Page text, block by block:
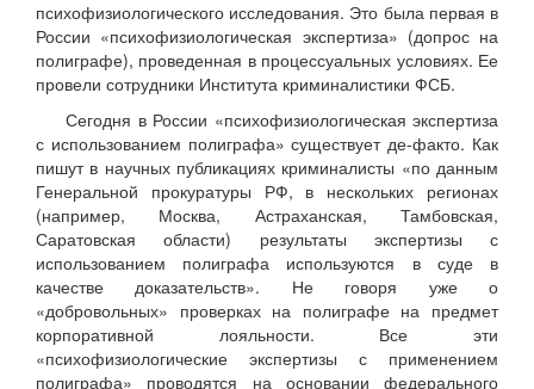
психофизиологического исследования. Это была первая в
России «психофизиологическая экспертиза» (допрос на
полиграфе), проведенная в процессуальных условиях. Ее
провели сотрудники Института криминалистики ФСБ.
Сегодня в России «психофизиологическая экспертиза
с использованием полиграфа» существует де-факто. Как
пишут в научных публикациях криминалисты «по данным
Генеральной прокуратуры РФ, в нескольких регионах
(например, Москва, Астраханская, Тамбовская,
Саратовская области) результаты экспертизы с
использованием полиграфа используются в суде в
качестве доказательств». Не говоря уже о
«добровольных» проверках на полиграфе на предмет
корпоративной лояльности. Все эти
«психофизиологические экспертизы с применением
полиграфа» проводятся на основании федерального